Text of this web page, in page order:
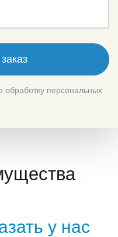
обработку персональных
у нас